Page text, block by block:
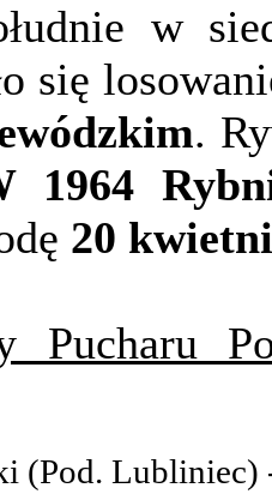
w
się
.
1964
20
Pucharu
(Pod. Lubliniec)